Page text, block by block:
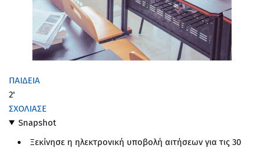
ΠΑΙΔΕΙΑ
2'
ΣΧΟΛΙΑΣΕ
Snapshot
Ξεκίνησε η ηλεκτρονική υποβολή αιτήσεων για τις 30